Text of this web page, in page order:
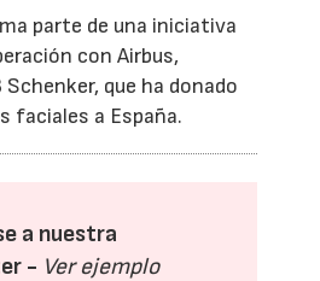
parte de una iniciativa
con Airbus,
que ha donado
faciales a España.
a nuestra
- Ver ejemplo